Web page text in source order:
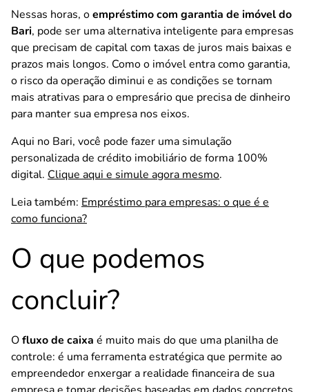
Nessas horas, oempréstimo com garantia de imóvel do
Bari, pode ser uma alternativa inteligente para empresas
que precisam de capital com taxas de juros mais baixas e
prazos mais longos. Como o imóvel entra como garantia,
o risco da operação diminui e as condições se tornam
mais atrativas para o empresário que precisa de dinheiro
para manter sua empresa nos eixos.
Aqui no Bari, você pode fazer uma simulação
personalizada de crédito imobiliário de forma 100%
digital. Clique aqui e simule agora mesmo.
Leia também: Empréstimo para empresas: o que é e
como funciona?
O que podemos
concluir?
Ofluxo de caixa é muito mais do que uma planilha de
controle: é uma ferramenta estratégica que permite ao
empreendedor enxergar a realidade financeira de sua